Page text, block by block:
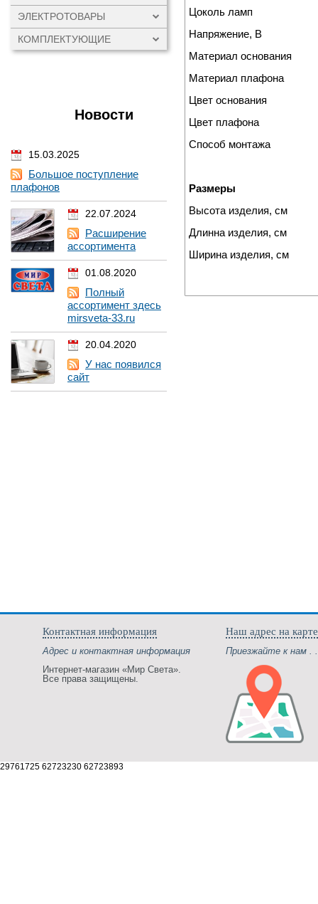
ЭЛЕКТРОТОВАРЫ
КОМПЛЕКТУЮЩИЕ
Новости
15.03.2025
Большое поступление
плафонов
22.07.2024
Расширение
ассортимента
01.08.2020
Полный
ассортимент здесь
mirsveta-33.ru
20.04.2020
У нас появился
сайт
Цоколь ламп
Напряжение, В
Материал основания
Материал плафона
Цвет основания
Цвет плафона
Способ монтажа
Размеры
Высота изделия, см
Длинна изделия, см
Ширина изделия, см
Контактная информация
Адрес и контактная информация
Интернет-магазин «Мир Света».
Все права защищены.
Наш адрес на карте
Приезжайте к нам .
29761725 62723230 62723893